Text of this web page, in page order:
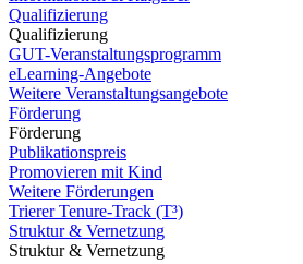
Qualifizierung
Qualifizierung
GUT-Veranstaltungsprogramm
eLearning-Angebote
Weitere Veranstaltungsangebote
Förderung
Förderung
Publikationspreis
Promovieren mit Kind
Weitere Förderungen
Trierer Tenure-Track (T³)
Struktur & Vernetzung
Struktur & Vernetzung